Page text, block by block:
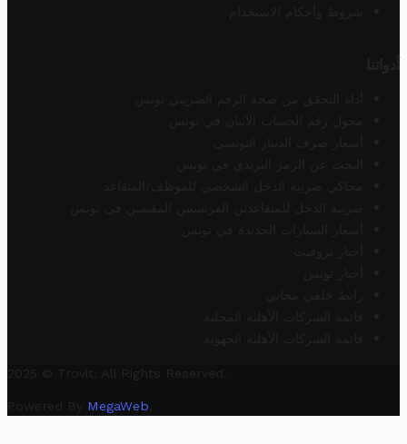
شروط وأحكام الاستخدام
أدواتنا
أداة التحقق من صحة الرقم الضريبي تونس
محول رقم الحساب الآيبان في تونس
أسعار صرف الدينار التونسي
البحث عن الرمز البريدي في تونس
محاكي ضريبة الدخل الشخصي للموظف/المتقاعد
ضريبة الدخل للمتقاعدين الفرنسيين المقيمين في تونس
أسعار السيارات الجديدة في تونس
أخبار تروفيت
أخبار تونس
رابط خلفي مجاني
قائمة الشركات الأهلية المحلية
قائمة الشركات الأهلية الجهوية
2025 © Trovit. All Rights Reserved.
Powered By MegaWeb